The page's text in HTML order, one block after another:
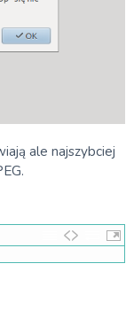
ale najszybciej